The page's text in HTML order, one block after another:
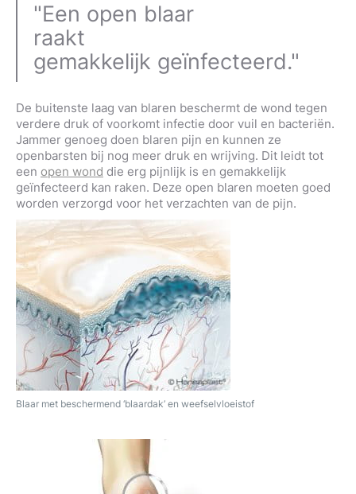
Blaar met beschermend ‘blaardak’ en weefselvloeistof
"Een open blaar
raakt
gemakkelijk geïnfecteerd."
De buitenste laag van blaren beschermt de wond tegen
verdere druk of voorkomt infectie door vuil en bacteriën.
Jammer genoeg doen blaren pijn en kunnen ze
openbarsten bij nog meer druk en wrijving. Dit leidt tot
een open wond die erg pijnlijk is en gemakkelijk
geïnfecteerd kan raken. Deze open blaren moeten goed
worden verzorgd voor het verzachten van de pijn.